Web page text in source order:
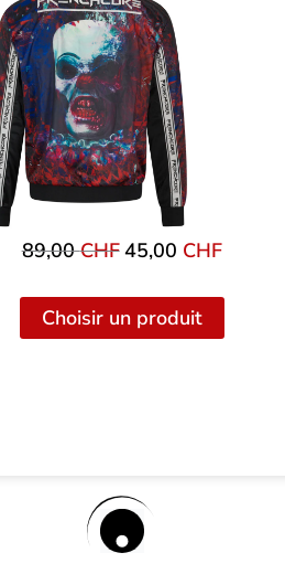
89,00CHF Le
était
45,00 CHFLe
actuel
est
Choisir un produit